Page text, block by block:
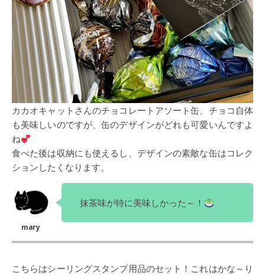
カカオキャットさんのチョコレートアソート缶、チョコ自体
も美味しいのですが、缶のデザインがどれも可愛いんですよ
ね
食べた後は収納にも使えるし、デザインの素敵な缶はコレク
ションしたくなります。
抹茶味が特に美味しかった～！
こちらはシーリングスタンプ用品のセット！これはかな～り